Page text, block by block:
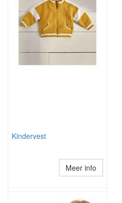
Kindervest
Meer info